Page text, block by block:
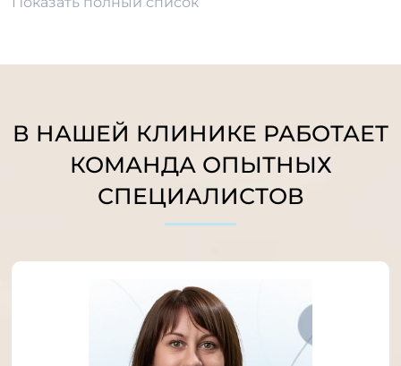
В НАШЕЙ КЛИНИКЕ РАБОТАЕТ
КОМАНДА ОПЫТНЫХ
СПЕЦИАЛИСТОВ